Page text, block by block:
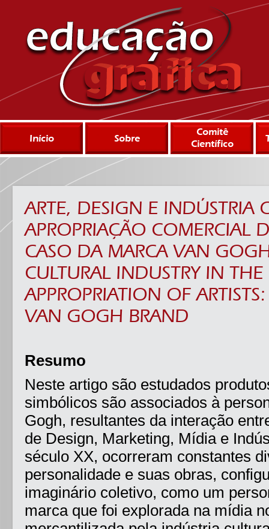
Início Sobre
Comitê
Científico
ARTE, DESIGN E INDÚSTRIA
APROPRIAÇÃO COMERCIAL
CASO DA MARCA VAN
CULTURAL INDUSTRY IN
APPROPRIATION OF
VAN GOGH BRAND
Resumo
Neste artigo são estudados
simbólicos são associados à
Gogh, resultantes da interação
de Design, Marketing, Mídia e
século XX, ocorreram constantes
personalidade e suas obras,
imaginário coletivo, como um
marca que foi explorada na mídia